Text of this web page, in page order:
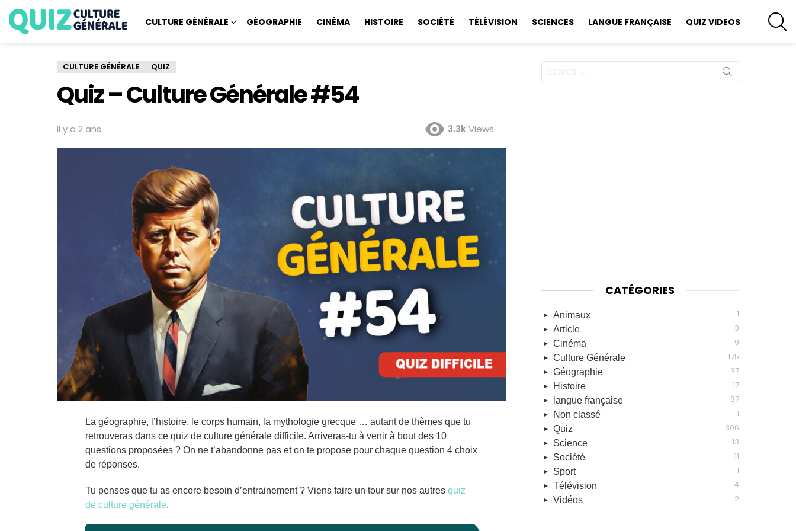
CULTURE GÉNÉRALE GÉOGRAPHIE CINÉMA HISTOIRE SOCIÉTÉ TÉLÉVISION SCIENCES LANGUE FRANÇAISE QUIZ VIDEOS
CULTURE GÉNÉRALE QUIZ
Quiz – Culture Générale #54
il y a 2 ans 3.3kViews
La géographie, l’histoire, le corps humain, la mythologie grecque … autant de thèmes que tu
retrouveras dans ce quiz de culture générale difficile. Arriveras-tu à venir à bout des 10
questions proposées ? On ne t’abandonne pas et on te propose pour chaque question 4 choix
de réponses.
Tu penses que tu as encore besoin d’entrainement ? Viens faire un tour sur nos autres quiz
de culture générale.
Search
CATÉGORIES
Animaux 1
Article 3
Cinéma 9
Culture Générale 175
Géographie 37
Histoire 17
langue française 37
Non classé 1
Quiz 306
Science 13
Société 11
Sport 1
Télévision 4
Vidéos 2